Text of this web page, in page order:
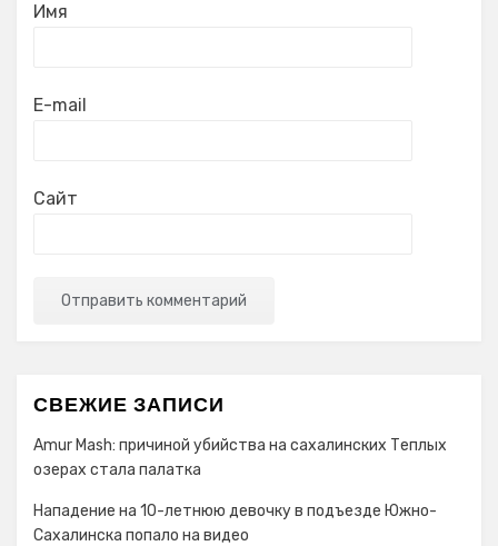
Имя
E-mail
Сайт
СВЕЖИЕ ЗАПИСИ
Amur Mash: причиной убийства на сахалинских Теплых
озерах стала палатка
Нападение на 10-летнюю девочку в подъезде Южно-
Сахалинска попало на видео